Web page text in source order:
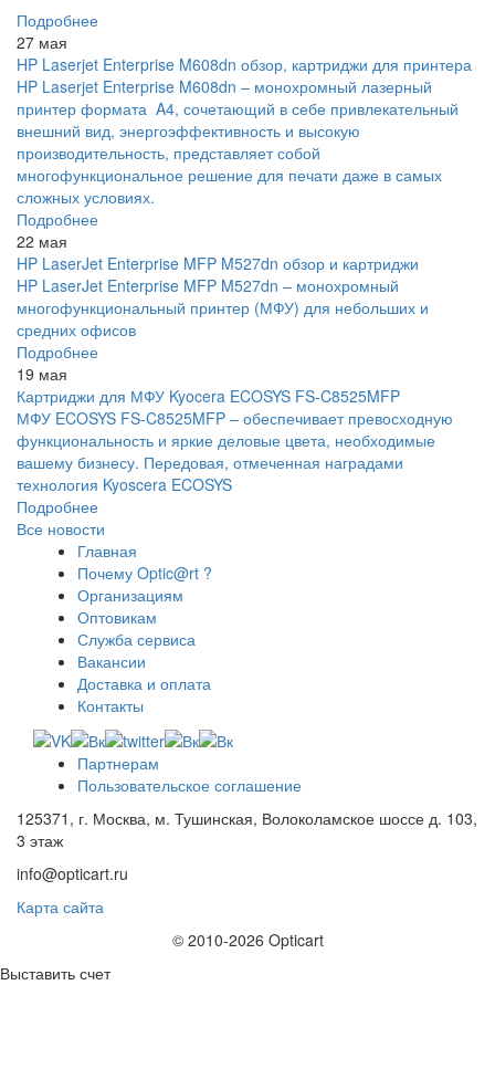
Подробнее
27 мая
HP Laserjet Enterprise M608dn обзор, картриджи для принтера
HP Laserjet Enterprise M608dn – монохромный лазерный
принтер формата A4, сочетающий в себе привлекательный
внешний вид, энергоэффективность и высокую
производительность, представляет собой
многофункциональное решение для печати даже в самых
сложных условиях.
Подробнее
22 мая
HP LaserJet Enterprise MFP M527dn обзор и картриджи
HP LaserJet Enterprise MFP M527dn – монохромный
многофункциональный принтер (МФУ) для небольших и
средних офисов
Подробнее
19 мая
Картриджи для МФУ Kyocera ECOSYS FS-C8525MFP
МФУ ECOSYS FS-C8525MFP – обеспечивает превосходную
функциональность и яркие деловые цвета, необходимые
вашему бизнесу. Передовая, отмеченная наградами
технология Kyoscera ECOSYS
Подробнее
Все новости
Главная
Почему Optic@rt ?
Организациям
Оптовикам
Служба сервиса
Вакансии
Доставка и оплата
Контакты
Партнерам
Пользовательское соглашение
125371, г. Москва, м. Тушинская, Волоколамское шоссе д. 103,
3 этаж
info@opticart.ru
Карта сайта
© 2010-2026 Opticart
Выставить счет